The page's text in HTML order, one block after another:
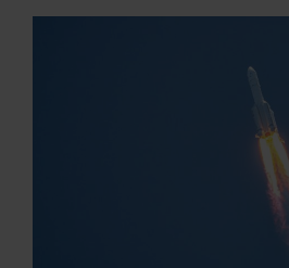
PRENUMERERA PÅ F&F